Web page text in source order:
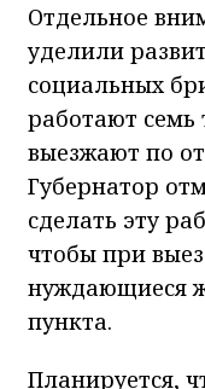
Отдельное
уделили
социальных
работают семь
выезжают по
Губернатор
сделать эту
чтобы при
нуждающиеся
пункта.
Планируется,